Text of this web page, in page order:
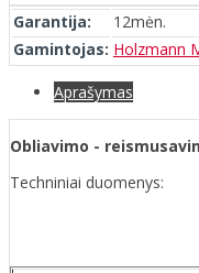
Garantija:
12mėn.
Gamintojas: Holzmann
Aprašymas
Obliavimo -
Techniniai duomenys: